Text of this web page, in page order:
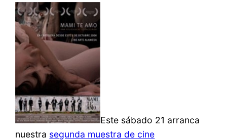
Este sábado 21 arranca
nuestra segunda muestra de cine